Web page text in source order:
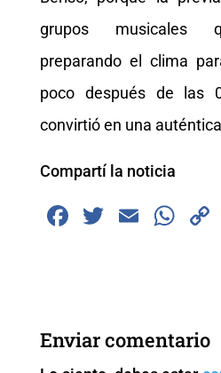
grupos musicales
preparando el clima
poco después de las
convirtió en una
Compartí la noticia
F
b
o
T
E
W
A
p
Enviar comentario